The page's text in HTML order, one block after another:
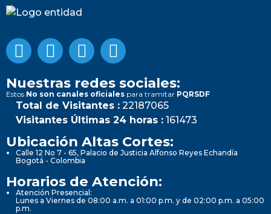
Nuestras redes sociales:
Estos No son canales oficiales para tramitar PQRSDF
Total de Visitantes : 22187065
Visitantes Últimas 24 horas : 161473
Ubicación Altas Cortes:
Calle 12 No 7 - 65, Palacio de Justicia Alfonso Reyes Echandía
Bogotá - Colombia
Horarios de Atención:
Atención Presencial:
Lunes a Viernes de 08:00 a.m. a 01:00 p.m. y de 02:00 p.m. a 05:00
p.m.